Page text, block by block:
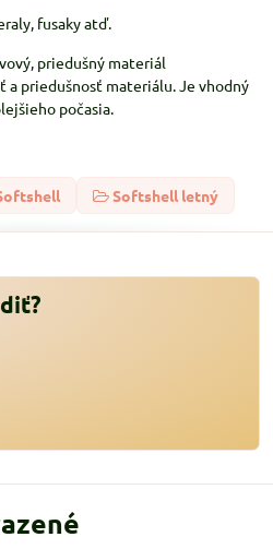
fusaky atď.
priedušný materiál
a priedušnosť materiálu. Je vhodný
počasia.
Softshell letný